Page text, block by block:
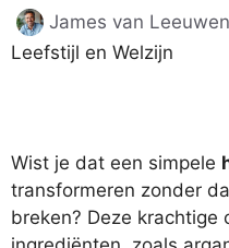
James van Leeuwen
Leefstijl en Welzijn
Wist je dat een simpele
transformeren zonder
breken? Deze krachtige